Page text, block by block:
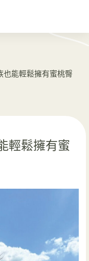
也能輕鬆擁有蜜桃臀
輕鬆擁有蜜